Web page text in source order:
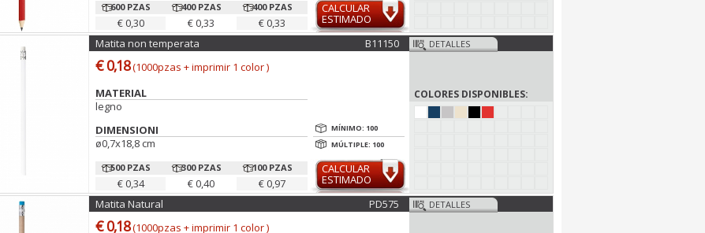
600 PZAS
€ 0,30
400 PZAS
€ 0,33
400 PZAS
€ 0,33
CALCULAR
ESTIMADO
Matita non temperata B11150
€ 0,18(1000pzas + imprimir 1 color )
MATERIAL
legno
DIMENSIONI
ø0,7x18,8 cm
500 PZAS
€ 0,34
300 PZAS
€ 0,40
100 PZAS
€ 0,97
MÍNIMO: 100
MÚLTIPLE: 100
CALCULAR
ESTIMADO
DETALLES
COLORES DISPONIBLES:
Matita Natural PD575
€ 0,18(1000pzas + imprimir 1 color )
DETALLES